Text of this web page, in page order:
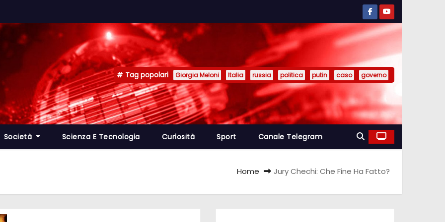
Tag popolari Giorgia Meloni Italia russia politica putin caso governo
Società Scienza E Tecnologia Curiosità Sport Canale Telegram
Home Jury Chechi: Che Fine Ha Fatto?